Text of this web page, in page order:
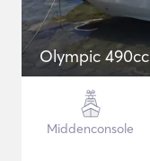
Olympic 490cc
Middenconsole